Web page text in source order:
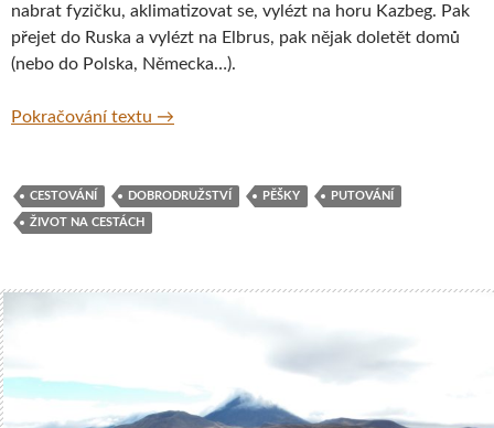
nabrat fyzičku, aklimatizovat se, vylézt na horu Kazbeg. Pak
přejet do Ruska a vylézt na Elbrus, pak nějak doletět domů
(nebo do Polska, Německa…).
Pokračování textu Cestování po Gruzii a výstup na horu Elbrus
→
CESTOVÁNÍ DOBRODRUŽSTVÍ PĚŠKY PUTOVÁNÍ
ŽIVOT NA CESTÁCH